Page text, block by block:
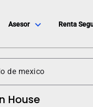
Asesor expand_more Renta
House